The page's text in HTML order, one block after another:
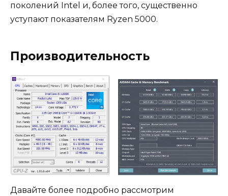
поколений Intel и, более того, существенно
уступают показателям Ryzen 5000.
Производительность
Давайте более подробно рассмотрим